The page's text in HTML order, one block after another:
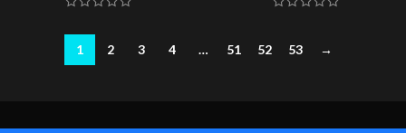
1 2 3 4 … 51 52 53 →